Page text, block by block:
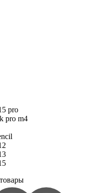
pro
pro m4